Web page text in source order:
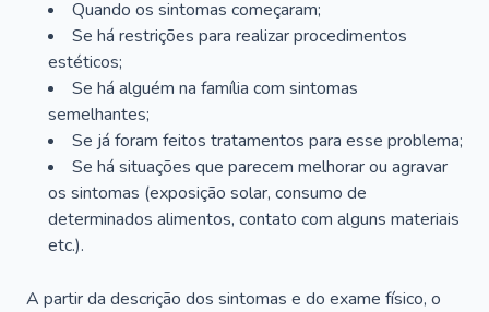
Quando os sintomas começaram;
Se há restrições para realizar procedimentos
estéticos;
Se há alguém na família com sintomas
semelhantes;
Se já foram feitos tratamentos para esse problema;
Se há situações que parecem melhorar ou agravar
os sintomas (exposição solar, consumo de
determinados alimentos, contato com alguns materiais
etc.).
A partir da descrição dos sintomas e do exame físico, o